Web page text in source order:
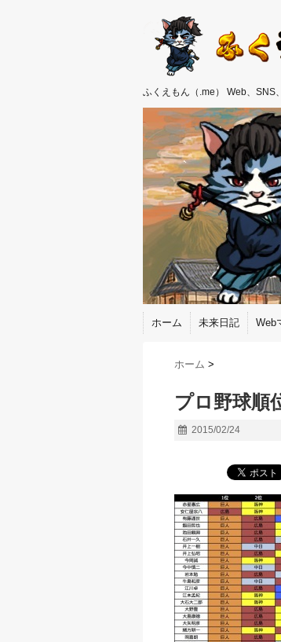
ふくえもん（.me） Web、SNS
ホーム 未来日記 Web
ホーム >
プロ野球順
2015/02/24